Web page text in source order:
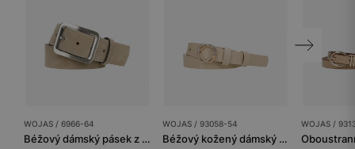
WOJAS / 6966-64
Béžový dámský pásek z velurové štípané kůže
WOJAS / 93058-54
Béžový kožený dámský pásek se zlatou přezkou
WOJAS /